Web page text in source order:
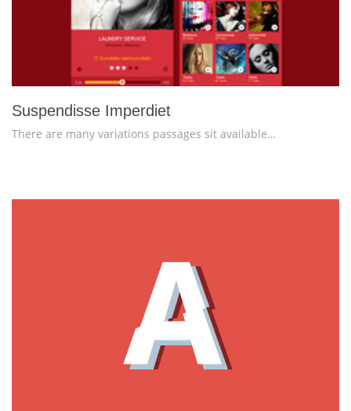
more info view larger
Suspendisse Imperdiet
There are many variations passages sit available…